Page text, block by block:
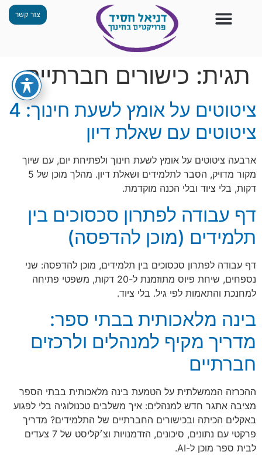
צור קשר
תגית: כישורים חברתיים
ציטוטים על אומץ לשעת חינוך: 4
ציטוטים עם שאלת דיון
ארבעה ציטוטים על אומץ לשעת חינוך ולפתיחת יום, עם שיוך
מקור מדויק, הסבר לתלמידים ושאלת דיון. מהלך מוכן של 5
דקות, בלי ציוד ובלי הכנה מוקדמת.
דף עבודה לפתרון סכסוכים בין
תלמידים (מוכן להדפסה)
דף עבודה לפתרון סכסוכים בין תלמידים, מוכן להדפסה: שני
נספחים, שיחת פיוס מתוזמנת ל-20 דקות, משפטי פתיחה
למחנכת והתאמות לפי גיל. בלי ציוד.
בינה מלאכותית בבתי ספר:
מדריך מקיף למנהלים ולרכזים
חברתיים
ההכרזה הממשלתית על הטמעת בינה מלאכותית בבתי הספר
מציבה אתגר חדש למנהלים: איך משלבים טכנולוגיה בלי לפגוע
באקלים הכיתה ובכישורים החברתיים של התלמידים? מדריך
פרקטי עם נתונים, סיכונים, הזדמנויות וצ׳קליסט של 7 צעדים
לבית ספר מוכן ל-AI.